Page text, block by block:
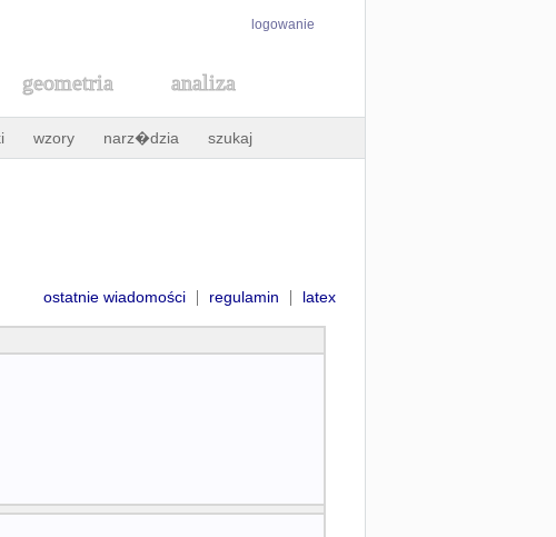
logowanie
geometria analiza
wzory narz�dzia szukaj
ostatnie wiadomości | regulamin | latex